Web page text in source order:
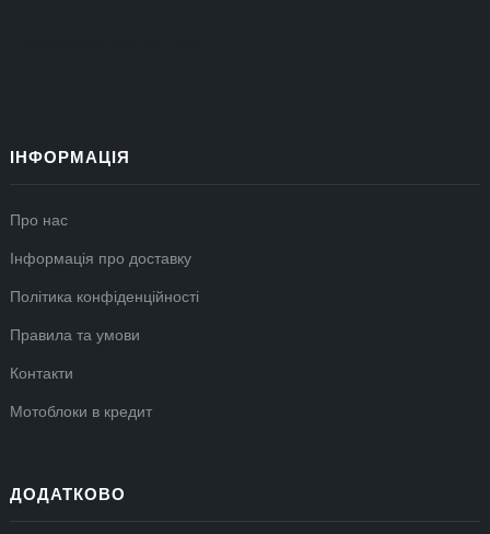
ІНФОРМАЦІЯ
Про нас
Інформація про доставку
Політика конфіденційності
Правила та умови
Контакти
Мотоблоки в кредит
ДОДАТКОВО